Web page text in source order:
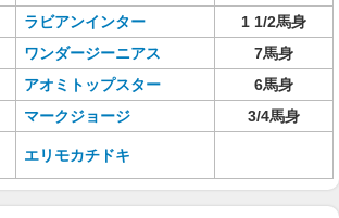
ラビアンインター
1 1/2馬身
ワンダージーニアス
7馬身
アオミトップスター
6馬身
マークジョージ
3/4馬身
エリモカチドキ